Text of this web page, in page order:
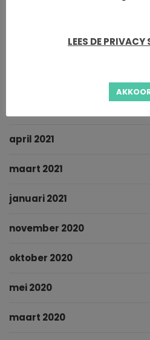
oktober 2021
april 2021
maart 2021
januari 2021
november 2020
oktober 2020
mei 2020
maart 2020
LEES DE